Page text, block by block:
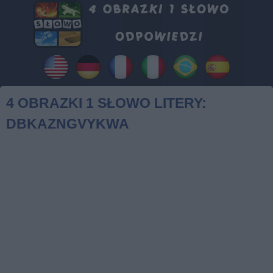
4 OBRAZKI 1 SŁOWO LITERY:
DBKAZNGVYKWA